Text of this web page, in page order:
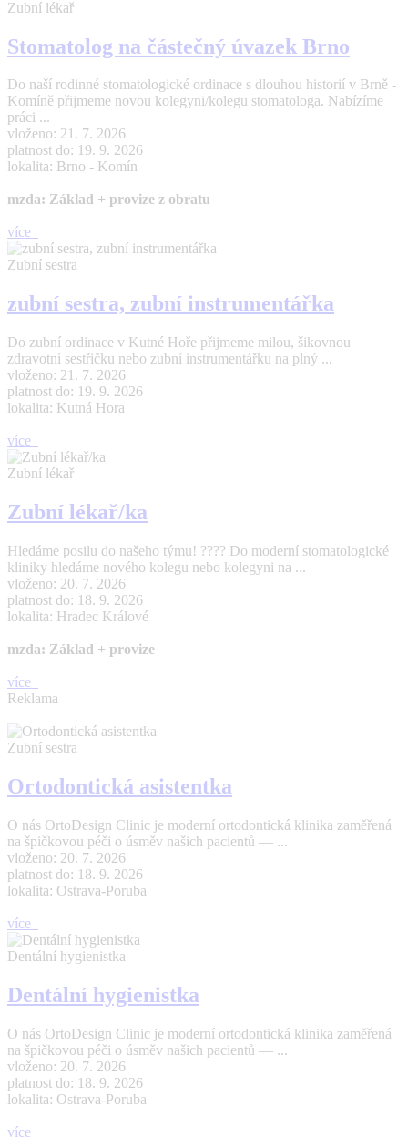
Zubní lékař
Stomatolog na částečný úvazek Brno
Do naší rodinné stomatologické ordinace s dlouhou historií v Brně -
Komíně přijmeme novou kolegyni/kolegu stomatologa. Nabízíme
práci ...
vloženo: 21. 7. 2026
platnost do: 19. 9. 2026
lokalita: Brno - Komín
mzda: Základ + provize z obratu
více
Zubní sestra
zubní sestra, zubní instrumentářka
Do zubní ordinace v Kutné Hoře přijmeme milou, šikovnou
zdravotní sestřičku nebo zubní instrumentářku na plný ...
vloženo: 21. 7. 2026
platnost do: 19. 9. 2026
lokalita: Kutná Hora
více
Zubní lékař
Zubní lékař/ka
Hledáme posilu do našeho týmu! ???? Do moderní stomatologické
kliniky hledáme nového kolegu nebo kolegyni na ...
vloženo: 20. 7. 2026
platnost do: 18. 9. 2026
lokalita: Hradec Králové
mzda: Základ + provize
více
Reklama
Zubní sestra
Ortodontická asistentka
O nás OrtoDesign Clinic je moderní ortodontická klinika zaměřená
na špičkovou péči o úsměv našich pacientů — ...
vloženo: 20. 7. 2026
platnost do: 18. 9. 2026
lokalita: Ostrava-Poruba
více
Dentální hygienistka
Dentální hygienistka
O nás OrtoDesign Clinic je moderní ortodontická klinika zaměřená
na špičkovou péči o úsměv našich pacientů — ...
vloženo: 20. 7. 2026
platnost do: 18. 9. 2026
lokalita: Ostrava-Poruba
více